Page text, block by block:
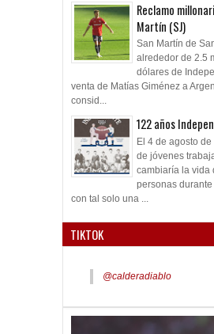
Reclamo
Martín (SJ)
San Martín de
alrededor de 2.5
dólares de
venta de Matías Giménez a
consid...
122 años
El 4 de agosto
de jóvenes
cambiaría la vida
personas
con tal solo una ...
TIKTOK
@calderadiablo